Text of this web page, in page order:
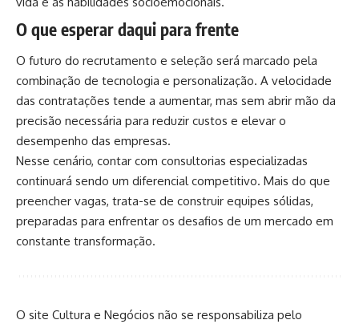
O que esperar daqui para frente
O futuro do recrutamento e seleção será marcado pela
combinação de tecnologia e personalização. A velocidade
das contratações tende a aumentar, mas sem abrir mão da
precisão necessária para reduzir custos e elevar o
desempenho das empresas.
Nesse cenário, contar com consultorias especializadas
continuará sendo um diferencial competitivo. Mais do que
preencher vagas, trata-se de construir equipes sólidas,
preparadas para enfrentar os desafios de um mercado em
constante transformação.
O site Cultura e Negócios não se responsabiliza pelo